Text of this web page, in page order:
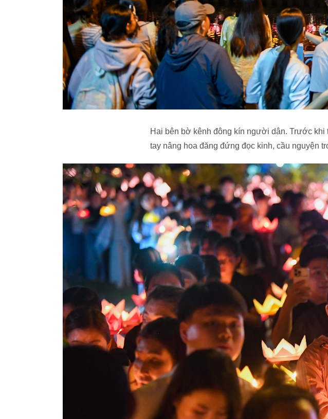
Hai bên bờ kênh đông kín người dân. Trước
tay nâng hoa đăng đứng đọc kinh, cầu nguyện